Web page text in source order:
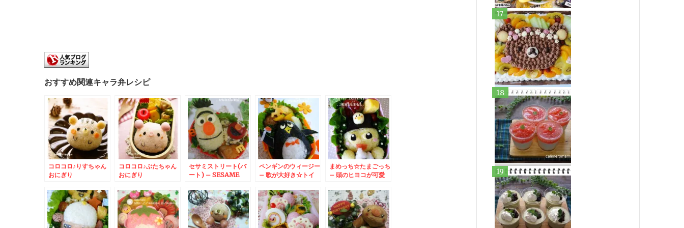
おすすめ関連キャラ弁レシピ
コロコロ♪りすちゃん
おにぎり
コロコロ♪ぶたちゃん
おにぎり
セサミストリート(バ
ート) – SESAME
BERT☆
ペンギンのウィージー
– 歌が大好き☆トイ
顔キャラ♪
まめっち☆たまごっち
– 頭のヒヨコが可愛
弁当